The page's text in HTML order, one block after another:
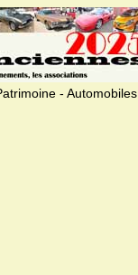
- Automobiles